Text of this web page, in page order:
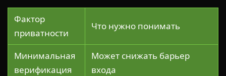
Фактор
приватности
Что нужно понимать
Минимальная
верификация
Может снижать барьер
входа